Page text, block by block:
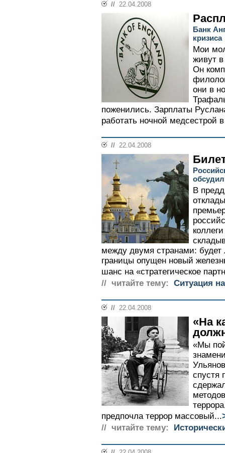
// 22.04.2008
Банк
кризиса
Мои
живут
Он
они в
поженились. Зарплаты
работать ночной медсестрой
// 22.04.2008
В
между двумя странами: будет
границы опущен новый
шанс на «стратегическое
// читайте тему:
Ситуация
// 22.04.2008
«На
«Мы
спустя
предпочла террор массовый...
// читайте тему: